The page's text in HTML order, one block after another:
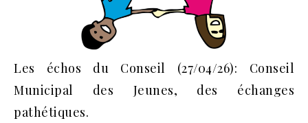
Les échos du Conseil (27/04/26): Conseil
Municipal des Jeunes, des échanges
pathétiques.